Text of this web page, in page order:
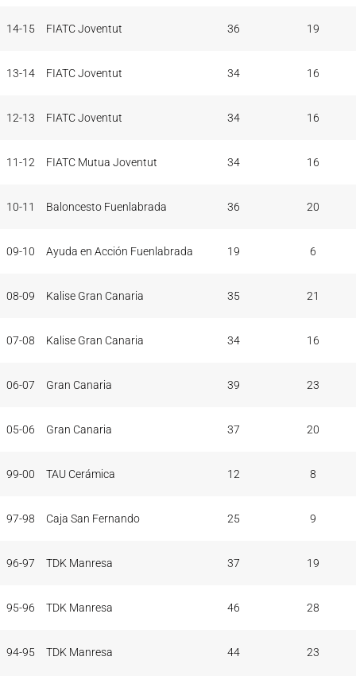
14-15 FIATC Joventut 36 19
13-14 FIATC Joventut 34 16
12-13 FIATC Joventut 34 16
11-12 FIATC Mutua Joventut 34 16
10-11 Baloncesto Fuenlabrada 36 20
09-10 Ayuda en Acción Fuenlabrada 19 6
08-09 Kalise Gran Canaria 35 21
07-08 Kalise Gran Canaria 34 16
06-07 Gran Canaria 39 23
05-06 Gran Canaria 37 20
99-00 TAU Cerámica 12 8
97-98 Caja San Fernando 25 9
96-97 TDK Manresa 37 19
95-96 TDK Manresa 46 28
94-95 TDK Manresa 44 23